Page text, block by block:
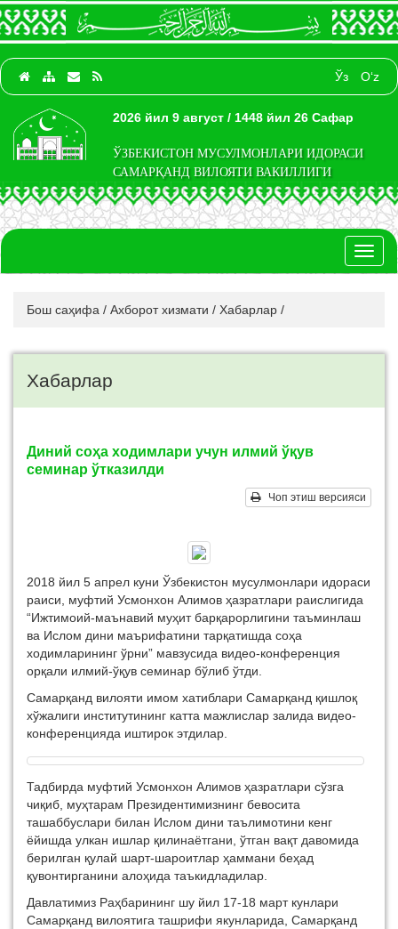
Ўз O‘z
2026 йил 9 август / 1448 йил 26 Сафар
ЎЗБЕКИСТОН МУСУЛМОНЛАРИ ИДОРАСИ
САМАРҚАНД ВИЛОЯТИ ВАКИЛЛИГИ
Бош саҳифа / Ахборот хизмати / Хабарлар /
Хабарлар
Диний соҳа ходимлари учун илмий ўқув
семинар ўтказилди
Чоп этиш версияси
2018 йил 5 апрел куни Ўзбекистон мусулмонлари идораси
раиси, муфтий Усмонхон Алимов ҳазратлари раислигида
“Ижтимоий-маънавий муҳит барқарорлигини таъминлаш
ва Ислом дини маърифатини тарқатишда соҳа
ходимларининг ўрни” мавзусида видео-конференция
орқали илмий-ўқув семинар бўлиб ўтди.
Самарқанд вилояти имом хатиблари Самарқанд қишлоқ
хўжалиги институтининг катта мажлислар залида видео-
конференцияда иштирок этдилар.
Тадбирда муфтий Усмонхон Алимов ҳазратлари сўзга
чиқиб, муҳтарам Президентимизнинг бевосита
ташаббуслари билан Ислом дини таълимотини кенг
ёйишда улкан ишлар қилинаётгани, ўтган вақт давомида
берилган қулай шарт-шароитлар ҳаммани беҳад
қувонтирганини алоҳида таъкидладилар.
Давлатимиз Раҳбарининг шу йил 17-18 март кунлари
Самарқанд вилоятига ташрифи якунларида, Самарқанд